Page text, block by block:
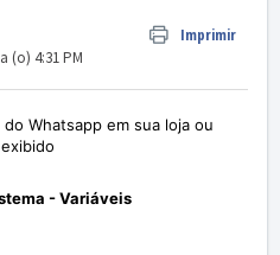
Imprimir
(o) 4:31 PM
Whatsapp em sua loja ou
- Variáveis